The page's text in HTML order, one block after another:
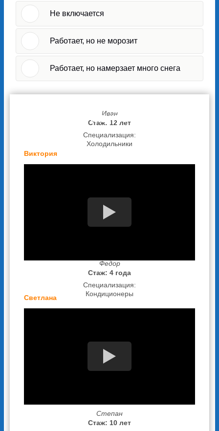
Иван
Стаж: 12 лет
Специализация:
Холодильники
Федор
Стаж: 4 года
Специализация:
Кондиционеры
Степан
Стаж: 10 лет
Не включается
Работает, но не морозит
Работает, но намерзает много снега
Отзывы наших клиентов
Виктория
Светлана